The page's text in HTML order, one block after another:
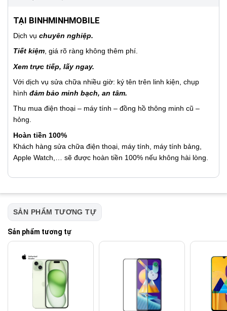
TẠI BINHMINHMOBILE
Dịch vụ chuyên nghiệp.
Tiết kiệm, giá rõ ràng không thêm phí.
Xem trực tiếp, lấy ngay.
Với dịch vụ sửa chữa nhiều giờ: ký tên trên linh kiện, chụp
hình đảm bảo minh bạch, an tâm.
Thu mua điện thoại – máy tính – đồng hồ thông minh cũ –
hỏng.
Hoàn tiền 100%
Khách hàng sửa chữa điện thoại, máy tính, máy tính bảng,
Apple Watch,… sẽ được hoàn tiền 100% nếu không hài lòng.
SẢN PHẨM TƯƠNG TỰ
Sản phẩm tương tự